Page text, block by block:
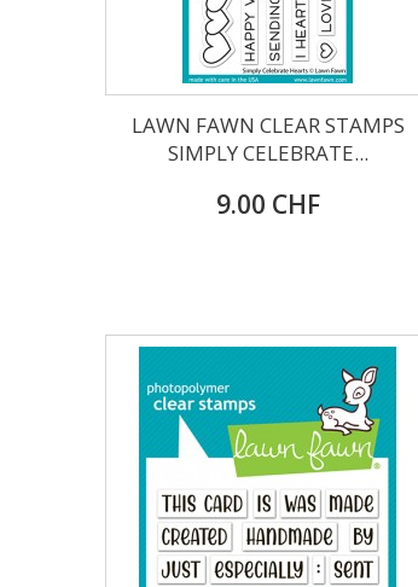
LAWN FAWN CLEAR STAMPS
SIMPLY CELEBRATE...
9.00 CHF